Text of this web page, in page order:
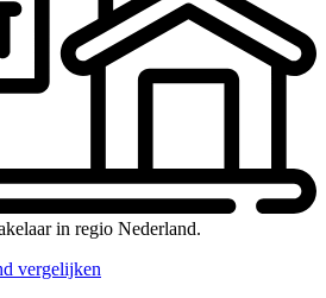
in regio Nederland.
vergelijken